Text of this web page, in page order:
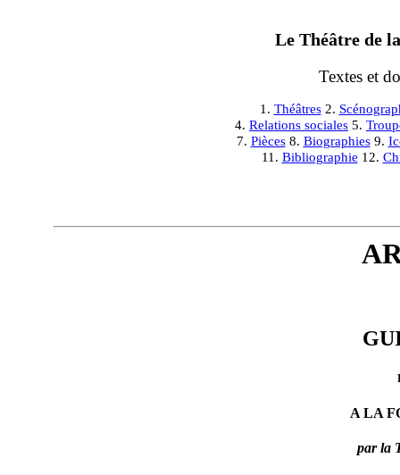
Le Théâtre de
Textes et
1. Théâtres2.
4. Relations sociales 5.
7. Pièces8. Biographies9.
11. Bibliographie 12.
A LA
par la